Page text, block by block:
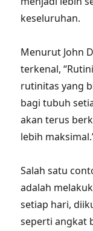
keseluruhan.
Menurut John
terkenal,
rutinitas yang
bagi tubuh
akan terus
lebih
Salah satu
adalah
setiap hari,
seperti angkat